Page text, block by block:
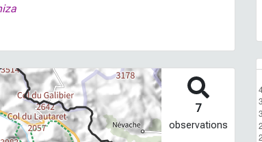
7
observations